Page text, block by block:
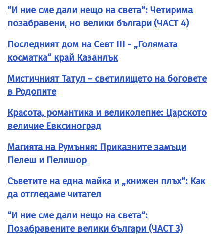
“И ние сме дали нещо на света“: Четирима
позабравени, но велики българи (ЧАСТ 4)
Последният дом на Севт III - „Голямата
косматка“ край Казанлък
Мистичният Татул – светилището на боговете
в Родопите
Красота, романтика и великолепие: Царското
величие Евксиноград
Магията на Румъния: Приказните замъци
Пелеш и Пелишор
Съветите на една майка и „книжен плъх“: Как
да отгледаме читател
“И ние сме дали нещо на света“:
Позабравените велики българи (ЧАСТ 3)